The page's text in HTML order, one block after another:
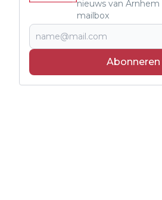
nieuws van Arnhem
mailbox
Abonneren